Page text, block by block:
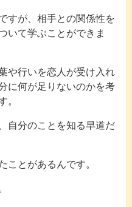
すが、相手との関係性を
いて学ぶことができま
や行いを恋人が受け入れ
に何が足りないのかを考
。
自分のことを知る早道だ
ことがあるんです。